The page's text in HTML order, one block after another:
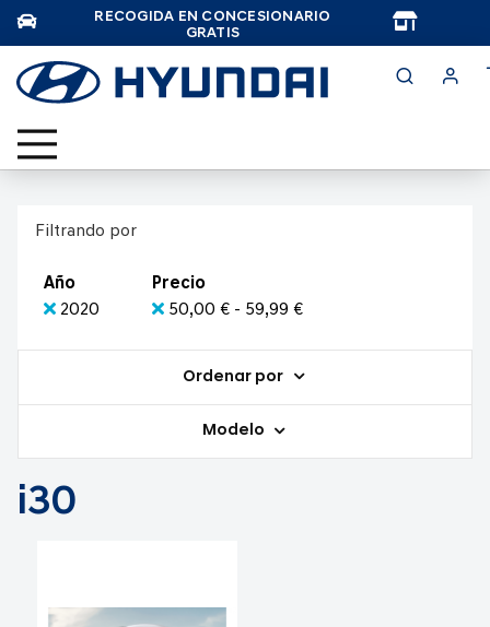
RECOGIDA EN CONCESIONARIO
GRATIS
Filtrando por
Año
2020
Precio
50,00 € - 59,99 €
Ordenar por
Modelo
i30